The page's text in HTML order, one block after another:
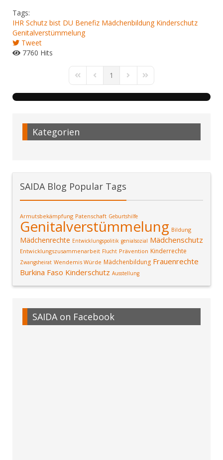
Tags:
IHR Schutz bist DU Benefiz Mädchenbildung Kinderschutz
Genitalverstümmelung
Tweet
7760 Hits
First PagePrevious Page
1 Next PageLast Page
Kategorien
SAIDA Blog Popular Tags
Armutsbekämpfung Patenschaft Geburtshilfe
Genitalverstümmelung Bildung
Mädchenrechte Entwicklungspolitik genialsozial Mädchenschutz
Entwicklungszusammenarbeit Flucht Prävention Kinderrechte
Zwangsheirat Wendemis Würde Mädchenbildung Frauenrechte
Burkina Faso Kinderschutz Ausstellung
SAIDA on Facebook